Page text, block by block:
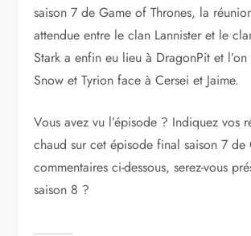
saison 7 de Game of Thrones, la
attendue entre le clan Lannister et le
Stark a enfin eu lieu à DragonPit et l’on
Snow et Tyrion face à Cersei et Jaime.
Vous avez vu l’épisode ? Indiquez vos
chaud sur cet épisode final saison 7 de
commentaires ci-dessous, serez-vous
saison 8 ?